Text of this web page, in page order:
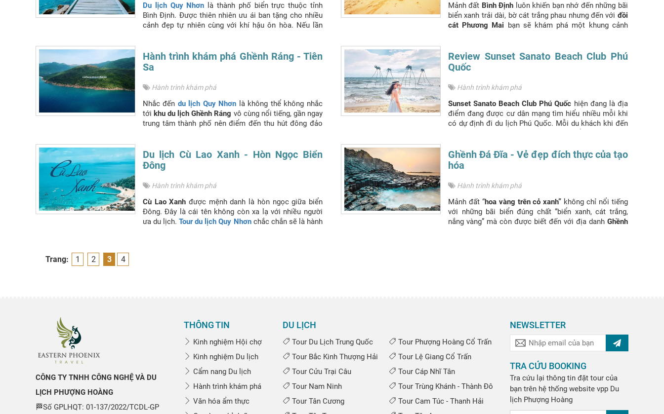
Du lịch Quy Nhơn là thành phố biển trực thuộc tỉnh
Bình Định. Được thiên nhiên ưu ái ban tặng cho nhiều
cảnh đẹp tự nhiên cùng với khí hậu ôn hòa. Nếu lần
Những tuyến đường dọc biển mát rượi. Bãi cát dài uốn
cong như một cánh diều. Tiếng sóng rì rào như hát
Mảnh đất Bình Định luôn khiến bạn nhớ đến những bãi
biển xanh trải dài, bờ cát trắng phau nhưng đến với đồi
cát Phương Mai bạn sẽ khám phá một khung cảnh
thích thú hơn khi bạn đidu lịch Quy Nhơn nhé.
Hành trình khám phá Ghềnh Ráng - Tiên
Sa
Hành trình khám phá
Nhắc đến du lịch Quy Nhơn là không thể không nhắc
tới khu du lịch Ghềnh Ráng vô cùng nổi tiếng, gần ngay
trung tâm thành phố nên điểm đến thu hút đông đảo
những Bãi Đá Trứng, Bãi Tiên Sa hay ghé thăm ngôi
mộ của thi sĩ tài hoa nhưng bạc mệnh Hàn Mặc Tử.
Review Sunset Sanato Beach Club Phú
Quốc
Hành trình khám phá
Sunset Sanato Beach Club Phú Quốc hiện đang là địa
điểm đang được cư dân mạng tìm hiểu nhiều mỗi khi
có dự định đi du lịch Phú Quốc. Mỗi du khách khi đến
những ngôi nhà gỗ trên cây, giữa bãi cát vàng mịn
màng, thả hồn mình chìm đắm vào hoàng hôn .Hôm
Sunset Sanato Beach Club Phú Quốc
trong việc di chuyển nhé.
Du lịch Cù Lao Xanh - Hòn Ngọc Biển
Đông
Hành trình khám phá
Cù Lao Xanh được mệnh danh là hòn ngọc giữa biển
Đông. Đây là cái tên không còn xa lạ với nhiều người
ưa du lịch.Tour du lịch Quy Nhơn chắc chắn sẽ là hành
Ghềnh Đá Đĩa - Vẻ đẹp đích thực của tạo
hóa
Hành trình khám phá
Mảnh đất “hoa vàng trên cỏ xanh” không chỉ nổi tiếng
với những bãi biển đúng chất “biển xanh, cát trắng,
nắng vàng” mà còn được biết đến với địa danh Ghềnh
Trang: 1 2 3 4
CÔNG TY TNHH CÔNG NGHỆ VÀ DU
LỊCH PHƯỢNG HOÀNG
🏁Số GPLHQT: 01-137/2022/TCDL-GP
THÔNG TIN
Kinh nghiệm Hội chợ
Kinh nghiệm Du lịch
Cẩm nang Du lịch
Hành trình khám phá
Văn hóa ẩm thực
DU LỊCH
Tour Du Lịch Trung Quốc
Tour Phượng Hoàng Cổ Trấn
Tour Bắc Kinh Thượng Hải
Tour Lệ Giang Cổ Trấn
Tour Cửu Trại Câu
Tour Cáp Nhĩ Tân
Tour Nam Ninh
Tour Trùng Khánh - Thành Đô
Tour Tân Cương
Tour Cam Túc - Thanh Hải
NEWSLETTER
TRA CỨU BOOKING
Tra cứu lại thông tin đặt tour của
bạn trên hệ thống website vpp Du
lịch Phượng Hoàng